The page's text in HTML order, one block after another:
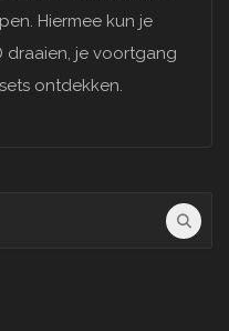
Hiermee kun je
draaien, je voortgang
ontdekken.